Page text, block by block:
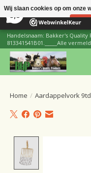
206
Handelsnaam: Bakker's Quality
813341541B01._____Alle
Home / Aardappelvork
Wij slaan cookies op om onze
Nee